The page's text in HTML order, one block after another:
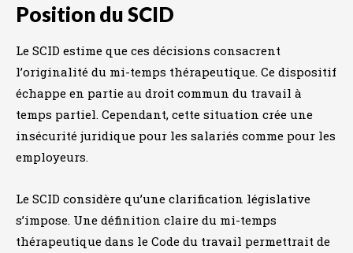
Position du SCID
Le SCID estime que ces décisions consacrent
l’originalité du mi-temps thérapeutique. Ce dispositif
échappe en partie au droit commun du travail à
temps partiel. Cependant, cette situation crée une
insécurité juridique pour les salariés comme pour les
employeurs.
Le SCID considère qu’une clarification législative
s’impose. Une définition claire du mi-temps
thérapeutique dans le Code du travail permettrait de